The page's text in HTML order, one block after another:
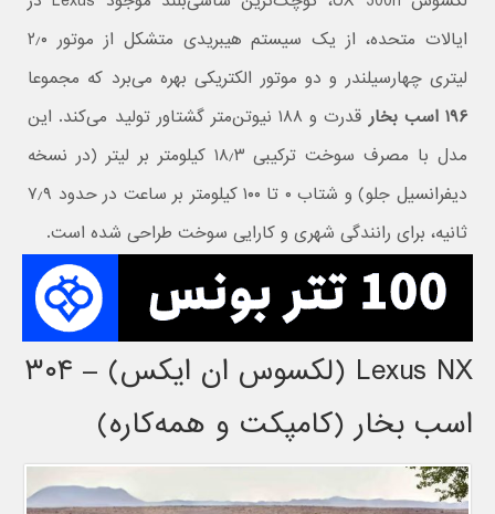
ایالات متحده، از یک سیستم هیبریدی متشکل از موتور ۲٫۰
لیتری چهارسیلندر و دو موتور الکتریکی بهره می‌برد که مجموعا
۱۹۶ اسب بخار
قدرت و ۱۸۸ نیوتن‌متر گشتاور تولید می‌کند. این
مدل با مصرف سوخت ترکیبی ۱۸٫۳ کیلومتر بر لیتر (در نسخه
دیفرانسیل جلو) و شتاب ۰ تا ۱۰۰ کیلومتر بر ساعت در حدود ۷٫۹
ثانیه، برای رانندگی شهری و کارایی سوخت طراحی شده است.
Lexus NX (لکسوس ان ایکس) – ۳۰۴
اسب بخار (کامپکت و همه‌کاره)